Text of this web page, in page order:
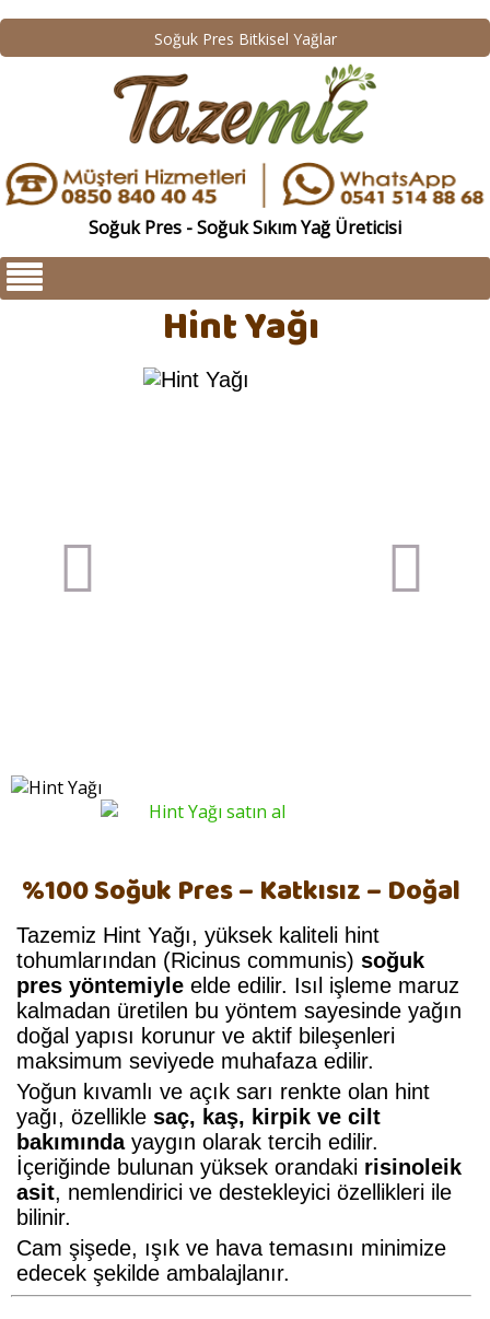
Soğuk Pres Bitkisel Yağlar
Soğuk Pres - Soğuk Sıkım Yağ Üreticisi
Hint Yağı
%100 Soğuk Pres – Katkısız – Doğal
Tazemiz Hint Yağı, yüksek kaliteli hint
tohumlarından (Ricinus communis) soğuk
pres yöntemiyle elde edilir. Isıl işleme maruz
kalmadan üretilen bu yöntem sayesinde yağın
doğal yapısı korunur ve aktif bileşenleri
maksimum seviyede muhafaza edilir.
Yoğun kıvamlı ve açık sarı renkte olan hint
yağı, özellikle saç, kaş, kirpik ve cilt
bakımındayaygın olarak tercih edilir.
İçeriğinde bulunan yüksek orandaki risinoleik
asit, nemlendirici ve destekleyici özellikleri ile
bilinir.
Cam şişede, ışık ve hava temasını minimize
edecek şekilde ambalajlanır.